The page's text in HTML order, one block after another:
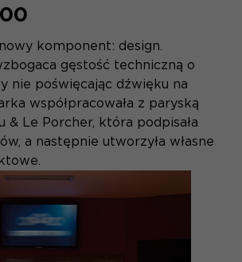
komponent: design.
gęstość techniczną o
nie poświęcając dźwięku na
współpracowała z paryską
& Le Porcher, która podpisała
a następnie utworzyła własne